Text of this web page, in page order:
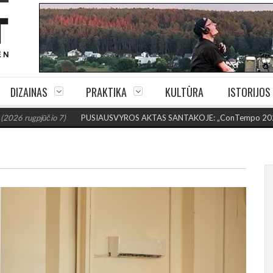
DIZAINAS PRAKTIKA KULTŪRA ISTORIJOS
7) PUSIAUSVYROS AKTAS SANTAKOJE: „ConTempo 2026“